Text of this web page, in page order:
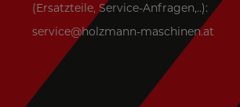
(Ersatzteile, Service-Anfragen,..):
service@holzmann-maschinen.at